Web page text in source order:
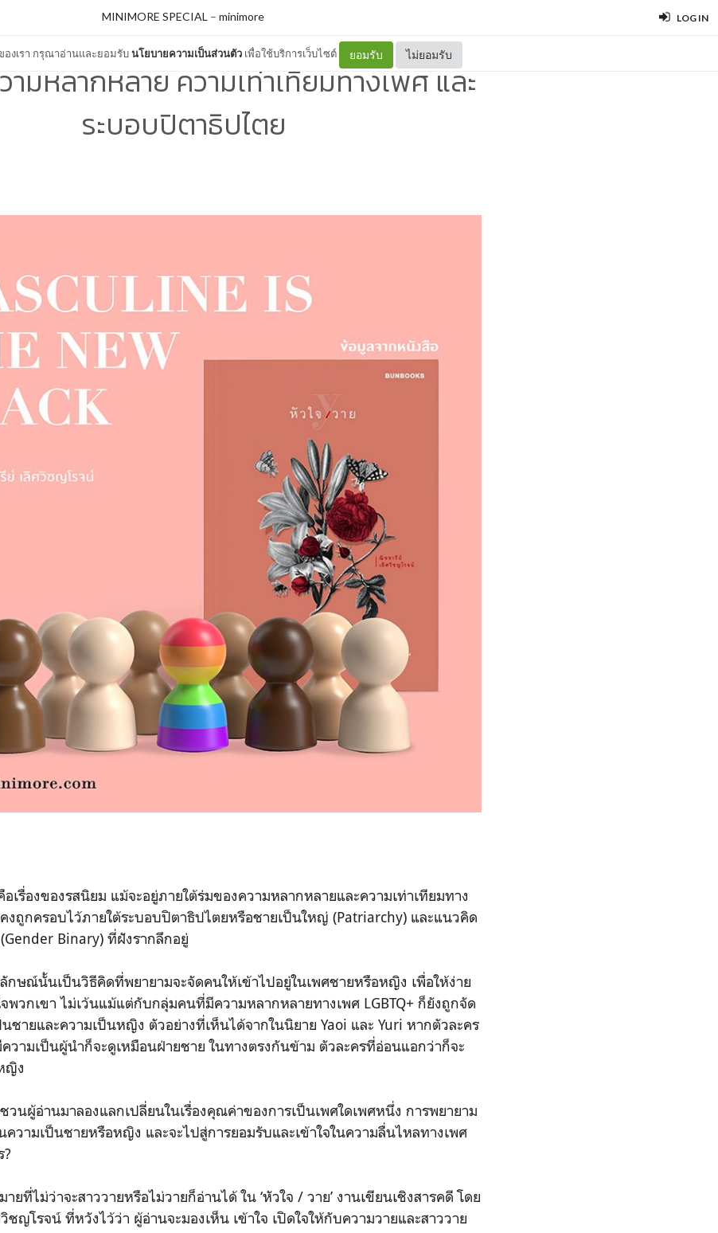
LOG IN
องเรา กรุณาอ่านและยอมรับนโยบายความเป็นส่วนตัว เพื่อใช้บริการเว็บไซต์ ยอมรับ ไม่ยอมรับ
MINIMORE SPECIAL – minimore
ามหลากหลาย ความเท่าเทียมทางเพศ และ
ระบอบปิตาธิปไตย
เรื่องของรสนิยม แม้จะอยู่ภายใต้ร่มของความหลากหลายและความเท่าเทียมทาง
งถูกครอบไว้ภายใต้ระบอบปิตาธิปไตยหรือชายเป็นใหญ่ (Patriarchy) และแนวคิด
Binary) ที่ฝังรากลึกอยู่
กษณ์นั้นเป็นวิธีคิดที่พยายามจะจัดคนให้เข้าไปอยู่ในเพศชายหรือหญิง เพื่อให้ง่าย
พวกเขา ไม่เว้นแม้แต่กับกลุ่มคนที่มีความหลากหลายทางเพศ LGBTQ+ ก็ยังถูกจัด
ชายและความเป็นหญิง ตัวอย่างที่เห็นได้จากในนิยาย Yaoi และ Yuri หากตัวละคร
วามเป็นผู้นำก็จะดูเหมือนฝ่ายชาย ในทางตรงกันข้าม ตัวละครที่อ่อนแอกว่าก็จะ
ญิง
นผู้อ่านมาลองแลกเปลี่ยนในเรื่องคุณค่าของการเป็นเพศใดเพศหนึ่ง การพยายาม
วามเป็นชายหรือหญิง และจะไปสู่การยอมรับและเข้าใจในความลื่นไหลทางเพศ
ายที่ไม่ว่าจะสาววายหรือไม่วายก็อ่านได้ ใน ‘หัวใจ / วาย’ งานเขียนเชิงสารคดี โดย
ญโรจน์ ที่หวังไว้ว่า ผู้อ่านจะมองเห็น เข้าใจ เปิดใจให้กับความวายและสาววาย